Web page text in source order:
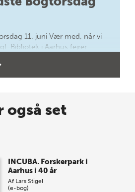
11. juni Vær med, når vi
Bibliotek i Aarhus fejrer
nyes…
til sommer-
også set
INCUBA. Forskerpark i
Aarhus i 40 år
Af Lars Stigel
(e-bog)